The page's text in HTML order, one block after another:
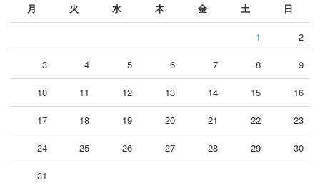
月
火 水 木 金 土 日
1 2
3 4 5 6 7 8 9
10 11 12 13 14 15 16
17 18 19 20 21 22 23
24 25 26 27 28 29 30
31